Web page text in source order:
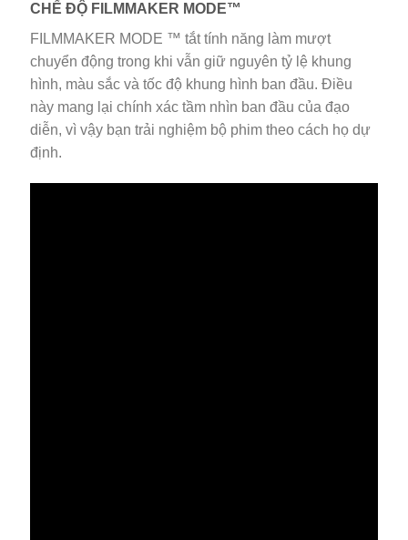
CHẾ ĐỘ FILMMAKER MODE™
FILMMAKER MODE ™ tắt tính năng làm mượt
chuyển động trong khi vẫn giữ nguyên tỷ lệ khung
hình, màu sắc và tốc độ khung hình ban đầu. Điều
này mang lại chính xác tầm nhìn ban đầu của đạo
diễn, vì vậy bạn trải nghiệm bộ phim theo cách họ dự
định.